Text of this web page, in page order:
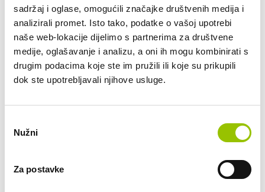
sadržaj i oglase, omogućili značajke društvenih medija i
analizirali promet. Isto tako, podatke o vašoj upotrebi
naše web-lokacije dijelimo s partnerima za društvene
medije, oglašavanje i analizu, a oni ih mogu kombinirati s
drugim podacima koje ste im pružili ili koje su prikupili
dok ste upotrebljavali njihove usluge.
pristanka
Nužni
Za postavke
Mogu li vozilo koristiti i drugi članovi obitelji? add_circle
Što ako prouzročim prometni prekršaj ili parkirnu
kaznu?
add_circle
Tko plaća gorivo?
add_circle
add_circle